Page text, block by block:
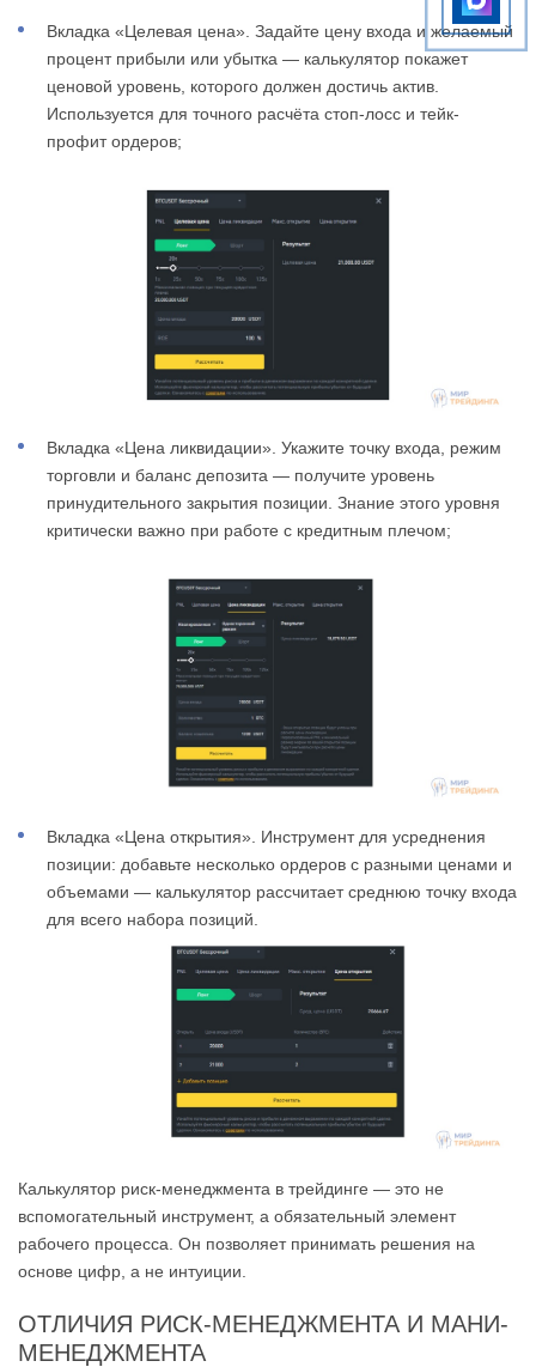
Вкладка «Целевая цена». Задайте цену входа и желаемый
процент прибыли или убытка — калькулятор покажет
ценовой уровень, которого должен достичь актив.
Используется для точного расчёта стоп-лосс и тейк-
профит ордеров;
Вкладка «Цена ликвидации». Укажите точку входа, режим
торговли и баланс депозита — получите уровень
принудительного закрытия позиции. Знание этого уровня
критически важно при работе с кредитным плечом;
Вкладка «Цена открытия». Инструмент для усреднения
позиции: добавьте несколько ордеров с разными ценами и
объемами — калькулятор рассчитает среднюю точку входа
для всего набора позиций.
Калькулятор риск-менеджмента в трейдинге — это не
вспомогательный инструмент, а обязательный элемент
рабочего процесса. Он позволяет принимать решения на
основе цифр, а не интуиции.
ОТЛИЧИЯ РИСК-МЕНЕДЖМЕНТА И МАНИ-
МЕНЕДЖМЕНТА